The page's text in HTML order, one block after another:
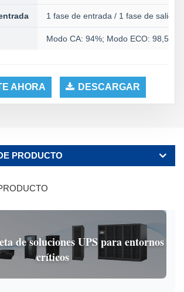
1 fase de entrada / 1 fase de salida
Modo CA: 94%; Modo ECO: 98,5%;
AHORA DESCARGAR
PRODUCTO
de soluciones UPS para entornos
críticos